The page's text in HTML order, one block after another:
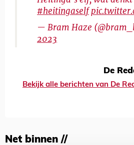
#heitingaself
— Bram Haze
2023
De
Bekijk alle berichten van De
Net binnen //